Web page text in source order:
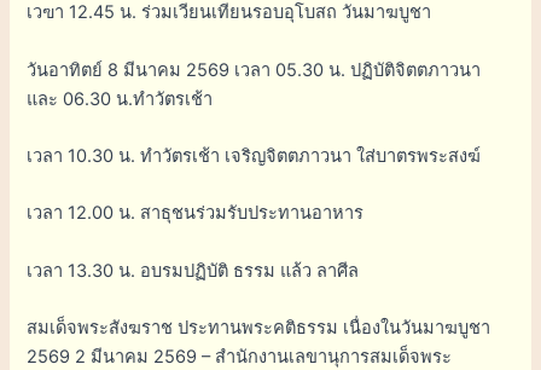
เวฃา 12.45 น. ร่วมเวียนเทียนรอบอุโบสถ วันมาฆบูชา
วันอาทิตย์ 8 มีนาคม 2569 เวลา 05.30 น. ปฏิบัติจิตตภาวนา
และ 06.30 น.ทำวัตรเช้า
เวลา 10.30 น. ทำวัตรเช้า เจริญจิตตภาวนา ใส่บาตรพระสงฆ์
เวลา 12.00 น. สาธุชนร่วมรับประทานอาหาร
เวลา 13.30 น. อบรมปฏิบัติ ธรรม แล้ว ลาศีล
สมเด็จพระสังฆราช ประทานพระคติธรรม เนื่องในวันมาฆบูชา
2569 2 มีนาคม 2569 – สำนักงานเลขานุการสมเด็จพระ